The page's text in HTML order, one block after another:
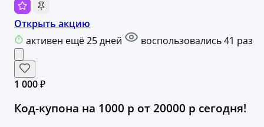
Открыть акцию
активен ещё 25 дней
воспользовались 41 раз
1 000 ₽
Код-купона на 1000 р от 20000 р сегодня!